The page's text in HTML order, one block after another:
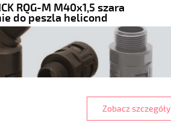
RQG-M M40x1,5 szara
do peszla helicond
Zobacz szczegóły